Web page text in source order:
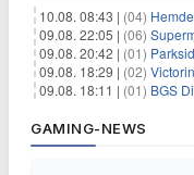
10.08. 08:43 | (04)
09.08. 22:05 | (06)
09.08. 20:42 | (01) Parkside
09.08. 18:29 | (02) Victorinox
09.08. 18:11 | (01) BGS
GAMING-NEWS